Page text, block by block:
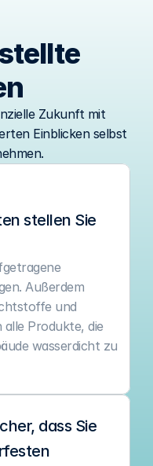
Zukunft mit
Einblicken selbst
stellen Sie
Außerdem
und
Produkte, die
wasserdicht zu
dass Sie